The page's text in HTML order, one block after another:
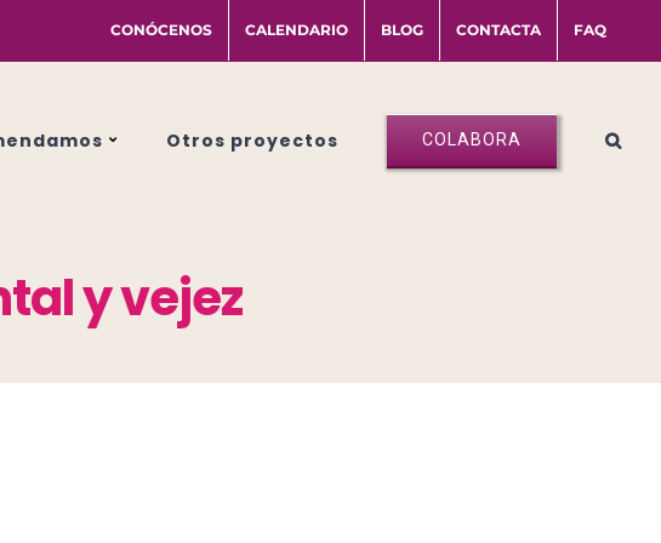
CONÓCENOS CALENDARIO BLOG CONTACTA FAQ
Otros proyectos COLABORA
y vejez